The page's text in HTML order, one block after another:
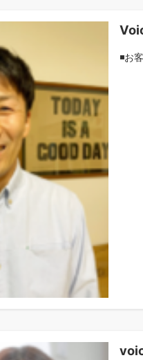
◾️お